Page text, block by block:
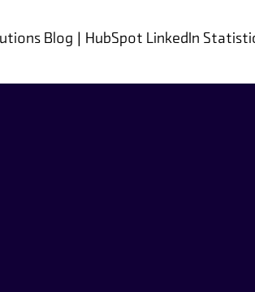
Blog | HubSpot LinkedIn